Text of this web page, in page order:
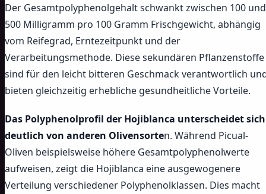
Der Gesamtpolyphenolgehalt schwankt zwischen 100 und
500 Milligramm pro 100 Gramm Frischgewicht, abhängig
vom Reifegrad, Erntezeitpunkt und der
Verarbeitungsmethode. Diese sekundären Pflanzenstoffe
sind für den leicht bitteren Geschmack verantwortlich
bieten gleichzeitig erhebliche gesundheitliche Vorteile.
Das Polyphenolprofil der Hojiblanca unterscheidet sich
deutlich von anderen Olivensorten. Während Picual-
Oliven beispielsweise höhere Gesamtpolyphenolwerte
aufweisen, zeigt die Hojiblanca eine ausgewogenere
Verteilung verschiedener Polyphenolklassen. Dies macht